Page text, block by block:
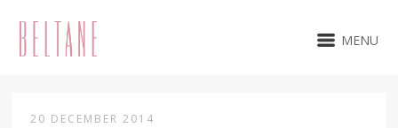
MENU
20 DECEMBER 2014